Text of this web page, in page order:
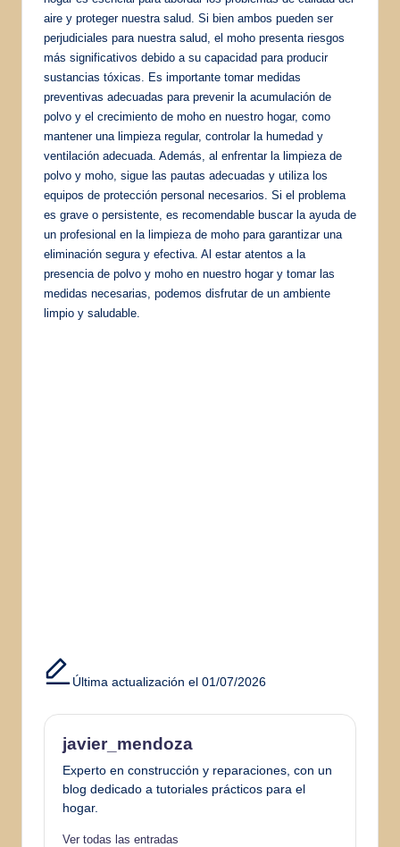
aire y proteger nuestra salud. Si bien ambos pueden ser
perjudiciales para nuestra salud, el moho presenta riesgos
más significativos debido a su capacidad para producir
sustancias tóxicas. Es importante tomar medidas
preventivas adecuadas para prevenir la acumulación de
polvo y el crecimiento de moho en nuestro hogar, como
mantener una limpieza regular, controlar la humedad y
ventilación adecuada. Además, al enfrentar la limpieza de
polvo y moho, sigue las pautas adecuadas y utiliza los
equipos de protección personal necesarios. Si el problema
es grave o persistente, es recomendable buscar la ayuda de
un profesional en la limpieza de moho para garantizar una
eliminación segura y efectiva. Al estar atentos a la
presencia de polvo y moho en nuestro hogar y tomar las
medidas necesarias, podemos disfrutar de un ambiente
limpio y saludable.
Última actualización el 01/07/2026
javier_mendoza
Experto en construcción y reparaciones, con un
blog dedicado a tutoriales prácticos para el
hogar.
Ver todas las entradas